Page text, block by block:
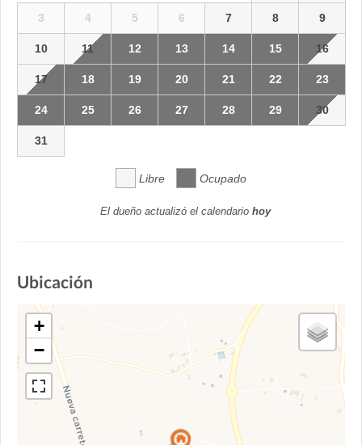
3 4 5 6 7 8 9
10 11 12 13 14 15 16
17 18 19 20 21 22 23
24 25 26 27 28 29 30
31
Libre Ocupado
El dueño actualizó el calendario hoy
Ubicación
+
−